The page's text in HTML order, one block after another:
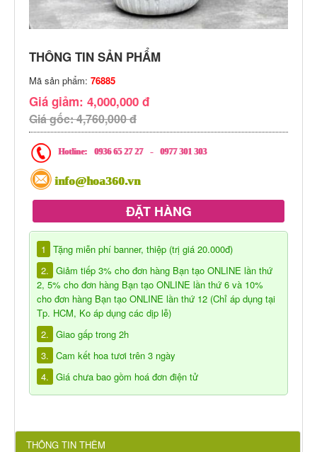
THÔNG TIN SẢN PHẨM
Mã sản phẩm: 76885
Giá giảm: 4,000,000 đ
Giá gốc: 4,760,000 đ
Hotline: 0936 65 27 27 - 0977 301 303
info@hoa360.vn
ĐẶT HÀNG
1
Tặng miễn phí banner, thiệp (trị giá 20.000đ)
2. Giảm tiếp 3% cho đơn hàng Bạn tạo ONLINE lần thứ
2, 5% cho đơn hàng Bạn tạo ONLINE lần thứ 6 và 10%
cho đơn hàng Bạn tạo ONLINE lần thứ 12 (Chỉ áp dụng tại
Tp. HCM, Ko áp dụng các dịp lễ)
2. Giao gấp trong 2h
3. Cam kết hoa tươi trên 3 ngày
4. Giá chưa bao gồm hoá đơn điện tử
THÔNG TIN THÊM